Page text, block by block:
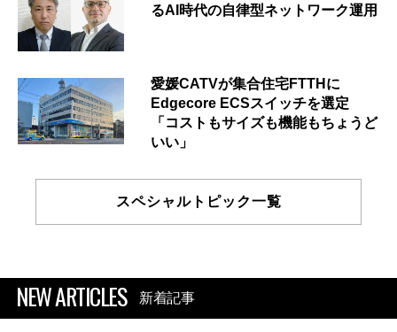
るAI時代の自律型ネットワーク運用
愛媛CATVが集合住宅FTTHに
Edgecore ECSスイッチを選定
「コストもサイズも機能もちょうど
いい」
スペシャルトピック一覧
NEW ARTICLES 新着記事